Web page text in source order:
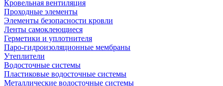
Кровельная вентиляция
Проходные элементы
Элементы безопасности кровли
Ленты самоклеющиеся
Герметики и уплотнителя
Паро-гидроизоляционные мембраны
Утеплители
Водосточные системы
Пластиковые водосточные системы
Металлические водосточные системы